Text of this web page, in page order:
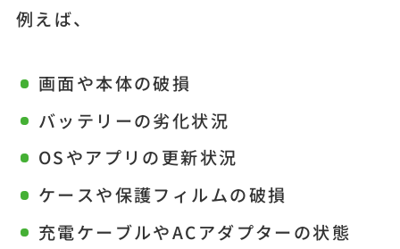
例えば、
画面や本体の破損
バッテリーの劣化状況
OSやアプリの更新状況
ケースや保護フィルムの破損
充電ケーブルやACアダプターの状態